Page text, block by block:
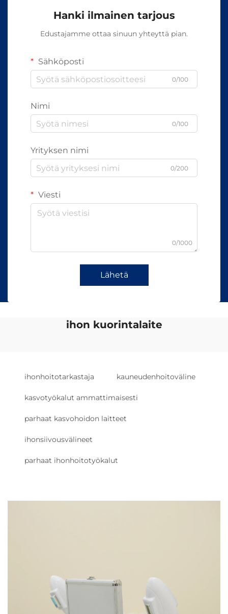
Hanki ilmainen tarjous
Edustajamme ottaa sinuun yhteyttä pian.
Sähköposti
0/100
Nimi
0/100
Yrityksen nimi
0/200
Viesti
0/1000
Lähetä
ihon kuorintalaite
ihonhoitotarkastaja kauneudenhoitoväline
kasvotyökalut ammattimaisesti
parhaat kasvohoidon laitteet
ihonsiivousvälineet
parhaat ihonhoitotyökalut